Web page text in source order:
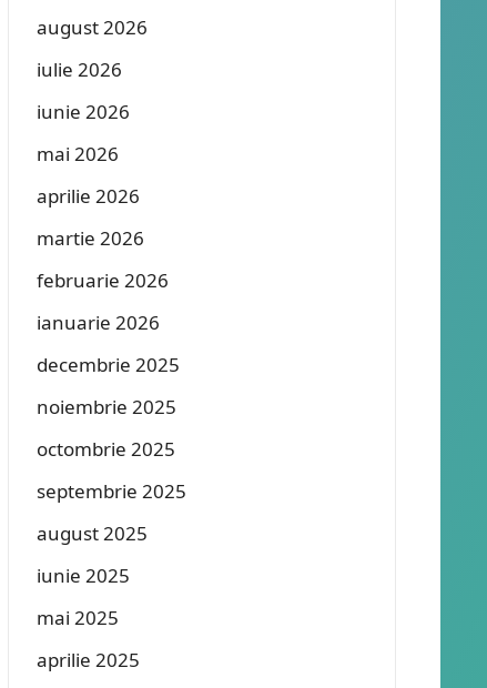
august 2026
iulie 2026
iunie 2026
mai 2026
aprilie 2026
martie 2026
februarie 2026
ianuarie 2026
decembrie 2025
noiembrie 2025
octombrie 2025
septembrie 2025
august 2025
iunie 2025
mai 2025
aprilie 2025